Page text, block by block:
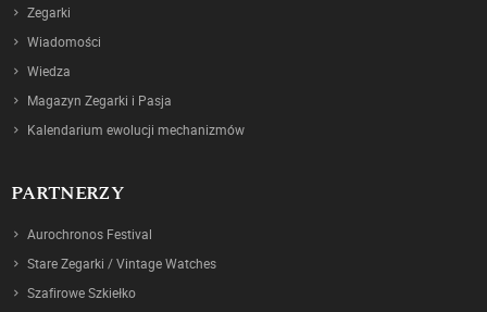
Zegarki
Wiadomości
Wiedza
Magazyn Zegarki i Pasja
Kalendarium ewolucji mechanizmów
PARTNERZY
Aurochronos Festival
Stare Zegarki / Vintage Watches
Szafirowe Szkiełko